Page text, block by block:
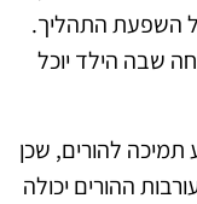
השפעת התהליך.
שבה הילד יוכל
להורים, שכן
ההורים יכולה